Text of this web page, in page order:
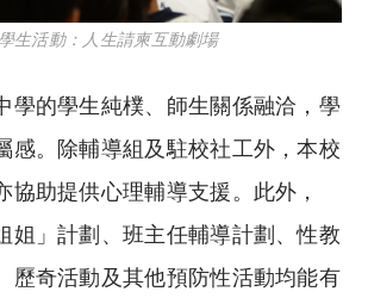
生活動：人生請柬互動劇場
學的學生純樸、師生關係融洽，學
感。除輔導組及駐校社工外，本校
協助提供心理輔導支援。此外，
姐」計劃、班主任輔導計劃、性教
歷奇活動及其他預防性活動均能有